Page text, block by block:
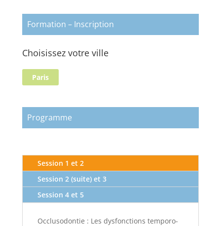
Formation – Inscription
Choisissez votre ville
Paris
Programme
Session 1 et 2
Session 2 (suite) et 3
Session 4 et 5
Occlusodontie : Les dysfonctions temporo-